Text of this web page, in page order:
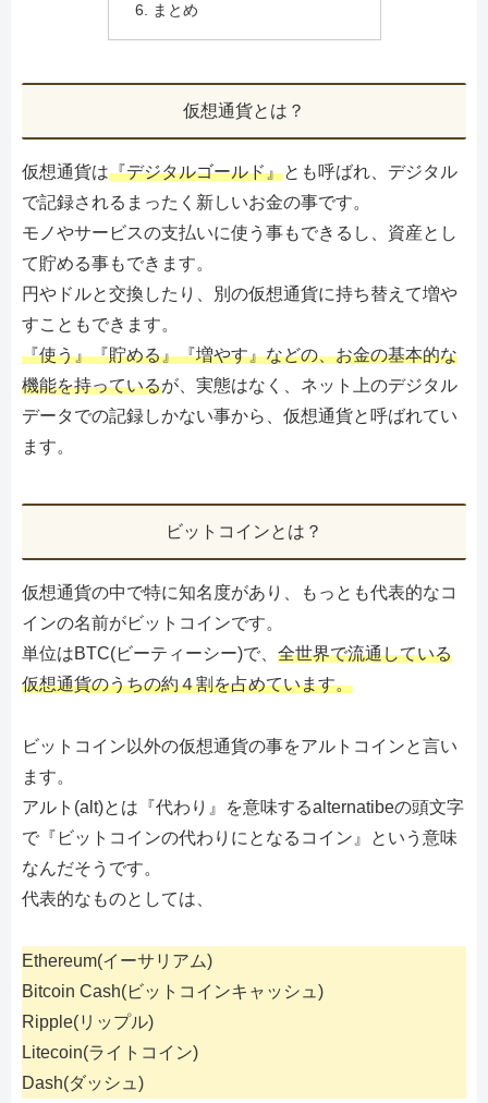
まとめ
仮想通貨とは？
仮想通貨は『デジタルゴールド』とも呼ばれ、デジタル
で記録されるまったく新しいお金の事です。
モノやサービスの支払いに使う事もできるし、資産とし
て貯める事もできます。
円やドルと交換したり、別の仮想通貨に持ち替えて増や
すこともできます。
『使う』『貯める』『増やす』などの、お金の基本的な
機能を持っているが、実態はなく、ネット上のデジタル
データでの記録しかない事から、仮想通貨と呼ばれてい
ます。
ビットコインとは？
仮想通貨の中で特に知名度があり、もっとも代表的なコ
インの名前がビットコインです。
単位はBTC(ビーティーシー)で、 全世界で流通している
仮想通貨のうちの約４割を占めています。
ビットコイン以外の仮想通貨の事をアルトコインと言い
ます。
アルト(alt)とは『代わり』を意味するalternatibeの頭文字
で『ビットコインの代わりにとなるコイン』という意味
なんだそうです。
代表的なものとしては、
Ethereum(イーサリアム)
Bitcoin Cash(ビットコインキャッシュ)
Ripple(リップル)
Litecoin(ライトコイン)
Dash(ダッシュ)